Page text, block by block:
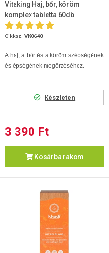
Vitaking Haj, bőr, köröm
komplex tabletta 60db
Cikksz. VK0640
A haj, a bőr és a köröm szépségének
és épségének megőrzéséhez.
Készleten
3 390 Ft
Kosárba rakom